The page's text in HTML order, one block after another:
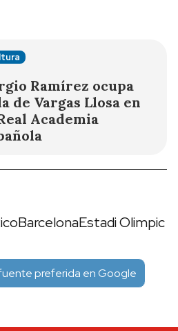
Ramírez ocupa
de Vargas Llosa en
Academia
BarcelonaEstadi Olimpic
preferida en Google